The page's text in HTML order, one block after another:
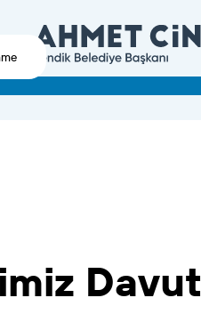
Davut